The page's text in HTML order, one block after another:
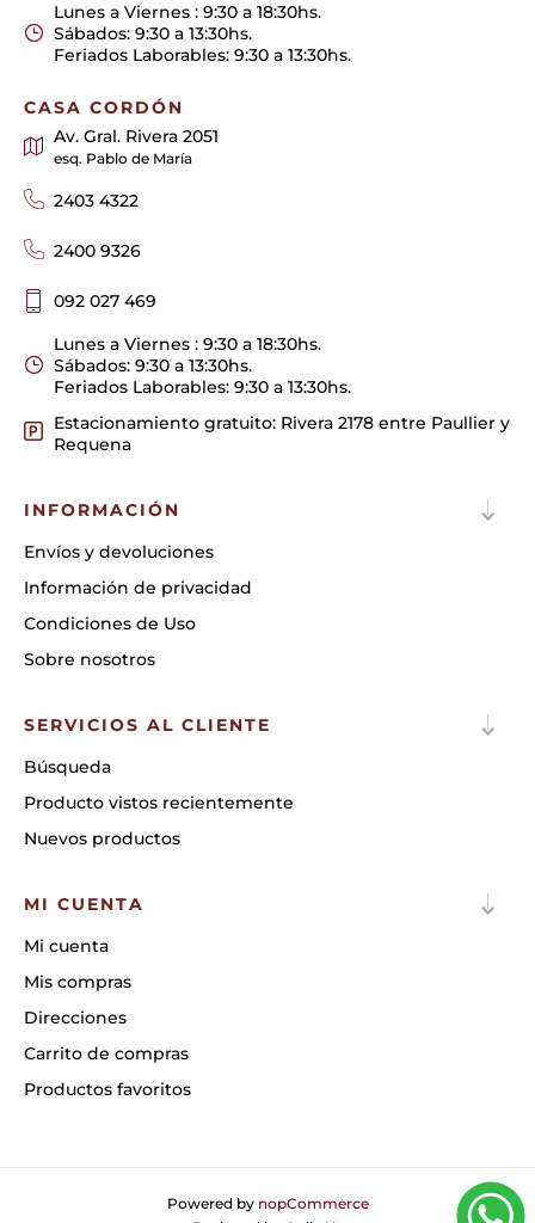
Lunes a Viernes : 9:30 a 18:30hs.
Sábados: 9:30 a 13:30hs.
Feriados Laborables: 9:30 a 13:30hs.
CASA CORDÓN
Av. Gral. Rivera 2051
esq. Pablo de María
2403 4322
2400 9326
092 027 469
Lunes a Viernes : 9:30 a 18:30hs.
Sábados: 9:30 a 13:30hs.
Feriados Laborables: 9:30 a 13:30hs.
Estacionamiento gratuito: Rivera 2178 entre Paullier y
Requena
INFORMACIÓN
Envíos y devoluciones
Información de privacidad
Condiciones de Uso
Sobre nosotros
SERVICIOS AL CLIENTE
Búsqueda
Producto vistos recientemente
Nuevos productos
MI CUENTA
Mi cuenta
Mis compras
Direcciones
Carrito de compras
Productos favoritos
Powered by nopCommerce